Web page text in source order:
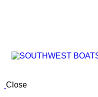
Close